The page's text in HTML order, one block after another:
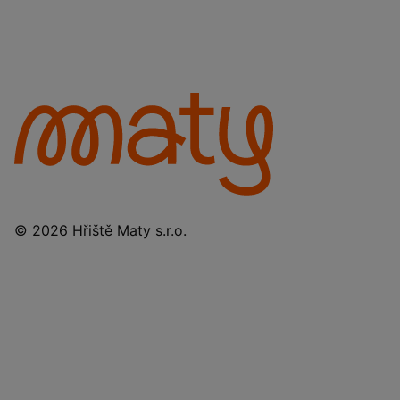
© 2026 Hřiště Maty s.r.o.